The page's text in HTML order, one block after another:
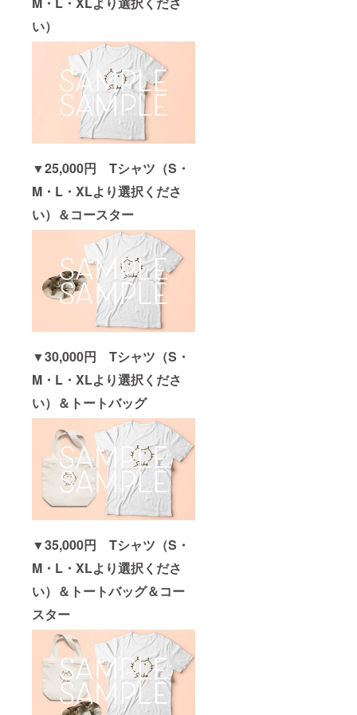
い）
▼25,000円 Tシャツ（S・
M・L・XLより選択くださ
い）＆コースター
▼30,000円 Tシャツ（S・
M・L・XLより選択くださ
い）＆トートバッグ
▼35,000円 Tシャツ（S・
M・L・XLより選択くださ
い）＆トートバッグ＆コー
スター